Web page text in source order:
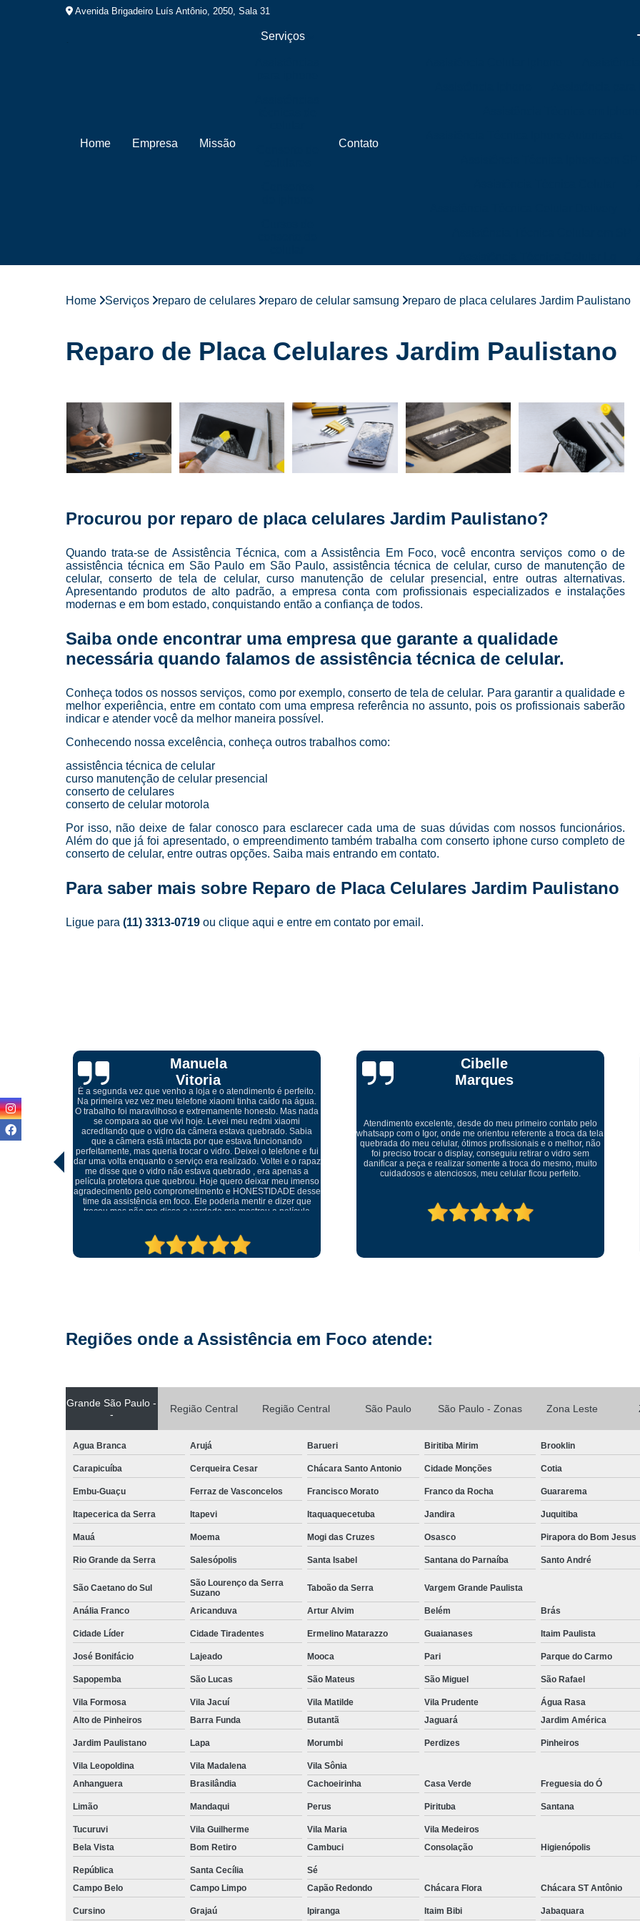
Avenida Brigadeiro Luís Antônio, 2050, Sala 31
Home Empresa Missão
Serviços
de celular
celulares
de celular
Cursos para
manutenção
de celulares
Loja de
Manutenção
Reparo de
celulares
Troca de
telas
Contato
Assistência Técnica de Celular Próximo a
Conserto de Celular em SP
Conserto de Celular Perto de Mim
Conserto de Tela de Celular
Conserto de Tela de Iphone
Conserto Iphone em São Paulo
Conserto
Conserto
Conserto Tela Iphone X
Conserto
Curso Completo Manutenção
Curso Conserto e Manutenção de
Curso de Conserto de Celular em São
Curso de Manutenção e Conserto de Celular
Curso Completo Manutenção e Conserto de
Curso Completo
Curso Conserto de Celular Presencial
Curso de Montagem e Manutenção de
Curso Manutenção de Celular Online
Curso Técnico em Manutenção de
Curso Completo de Conserto e
Curso de Manutenção de Celular Ead
Curso de Manutenção de Placa de Celular
Curso Manutenção de Celular Iphone
Manutenção Celular Samsung
Manutenção de Celular Delivery
Manutenção de Celular em SP
Manutenção de Celular Samsung
Manutenção do Aparelho Celular
Reparo Celular em São Paulo
Reparo
Reparo Celular Samsung
Reparo de Placa de Celular
Reparo
Reparo em Placa de Celular
Reparo Tela
Troca de Tela Celular Samsung
Troca
Troca de Tela em São Paulo
Troca
Troca de Tela Motorola
Troca de
Troca
Home Serviços reparo de celulares reparo de celular samsung reparo de placa celulares Jardim Paulistano
Reparo de Placa Celulares Jardim Paulistano
Procurou por reparo de placa celulares Jardim Paulistano?
Quando trata-se de Assistência Técnica, com a Assistência Em Foco, você encontra serviços como o de
assistência técnica em São Paulo em São Paulo, assistência técnica de celular, curso de manutenção de
celular, conserto de tela de celular, curso manutenção de celular presencial, entre outras alternativas.
Apresentando produtos de alto padrão, a empresa conta com profissionais especializados e instalações
modernas e em bom estado, conquistando então a confiança de todos.
Saiba onde encontrar uma empresa que garante a qualidade
necessária quando falamos de assistência técnica de celular.
Conheça todos os nossos serviços, como por exemplo, conserto de tela de celular. Para garantir a qualidade e
melhor experiência, entre em contato com uma empresa referência no assunto, pois os profissionais saberão
indicar e atender você da melhor maneira possível.
Conhecendo nossa excelência, conheça outros trabalhos como:
assistência técnica de celular
curso manutenção de celular presencial
conserto de celulares
conserto de celular motorola
Por isso, não deixe de falar conosco para esclarecer cada uma de suas dúvidas com nossos funcionários.
Além do que já foi apresentado, o empreendimento também trabalha com conserto iphone curso completo de
conserto de celular, entre outras opções. Saiba mais entrando em contato.
Para saber mais sobre Reparo de Placa Celulares Jardim Paulistano
Ligue para (11) 3313-0719 ou clique aqui e entre em contato por email.
água.
nada
Cibelle
Marques
Atendimento excelente, desde do meu primeiro contato pelo
whatsapp com o Igor, onde me orientou referente a troca da tela
quebrada do meu celular, ótimos profissionais e o melhor, não
foi preciso trocar o display, conseguiu retirar o vidro sem
danificar a peça e realizar somente a troca do mesmo, muito
cuidadosos e atenciosos, meu celular ficou perfeito.
Ricardo Tadeu
Levei meu aparelho para conserto fui muito bem atendido um
ótimo ambiente serviço rápido muito bem feito. Recomendo
serviço muito bom abraço
Regiões onde a Assistência em Foco atende:
Grande São Paulo -
-
Região Central Região Central São Paulo São Paulo - Zonas Zona Leste
Agua Branca Arujá Barueri Biritiba Mirim Brooklin
Carapicuíba Cerqueira Cesar Chácara Santo Antonio Cidade Monções Cotia
Embu-Guaçu Ferraz de Vasconcelos Francisco Morato Franco da Rocha Guararema
Itapecerica da Serra Itapevi Itaquaquecetuba Jandira Juquitiba
Mauá Moema Mogi das Cruzes Osasco Pirapora do Bom Jesus
Rio Grande da Serra Salesópolis Santa Isabel Santana do Parnaíba Santo André
São Caetano do Sul
São Lourenço da Serra
Suzano
Taboão da Serra Vargem Grande Paulista
Anália Franco Aricanduva Artur Alvim Belém Brás
Cidade Líder Cidade Tiradentes Ermelino Matarazzo Guaianases Itaim Paulista
José Bonifácio Lajeado Mooca Pari Parque do Carmo
Sapopemba São Lucas São Mateus São Miguel São Rafael
Vila Formosa Vila Jacuí Vila Matilde Vila Prudente
Água Rasa
Alto de Pinheiros
Barra Funda Butantã Jaguará Jardim América
Jardim Paulistano Lapa Morumbi Perdizes Pinheiros
Vila Leopoldina Vila Madalena
Vila Sônia
Anhanguera
Brasilândia Cachoeirinha Casa Verde Freguesia do Ó
Limão Mandaqui Perus Pirituba Santana
Tucuruvi Vila Guilherme Vila Maria
Vila Medeiros
Bela Vista
Bom Retiro Cambuci Consolação Higienópolis
República Santa Cecília
Sé
Campo Belo
Campo Limpo Capão Redondo Chácara Flora Chácara ST Antônio
Cursino Grajaú Ipiranga Itaim Bibi Jabaquara